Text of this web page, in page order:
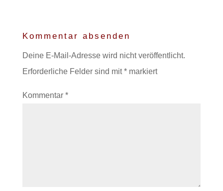
Kommentar absenden
Deine E-Mail-Adresse wird nicht veröffentlicht.
Erforderliche Felder sind mit*markiert
Kommentar *